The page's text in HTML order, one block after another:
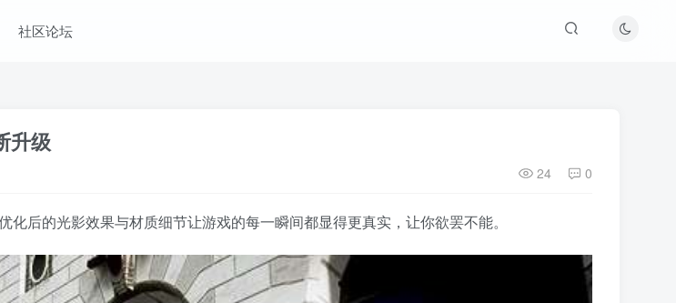
社区论坛
升级
24 0
后的光影效果与材质细节让游戏的每一瞬间都显得更真实，让你欲罢不能。